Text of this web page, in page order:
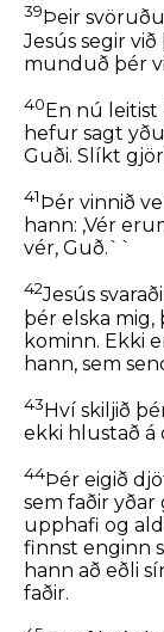
39 Þeir
Jesús segir við
munduð þér
40En nú leitist
hefur sagt
Guði. Slíkt
41 Þér vinnið
hann: ,Vér
vér, Guð.``
42Jesús svaraði:
þér elska
kominn. Ekki
hann, sem
43Hví skiljið
ekki hlustað á
44Þér eigið
sem faðir yðar
upphafi og
finnst enginn
hann að eðli
faðir.